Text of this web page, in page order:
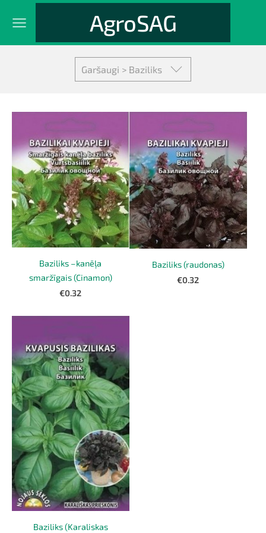
AgroSAG
Garšaugi > Baziliks
Baziliks –kanēļa
smaržīgais (Cinamon)
€0.32
Baziliks (raudonas)
€0.32
Baziliks (Karaliskas